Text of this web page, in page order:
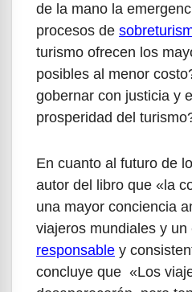
de la mano la
procesos de
turismo ofrecen los
posibles al menor
gobernar con justicia y
prosperidad del
En cuanto al futuro de
autor del libro que «la
una mayor conciencia
viajeros mundiales y un
responsable y
concluye que «Los